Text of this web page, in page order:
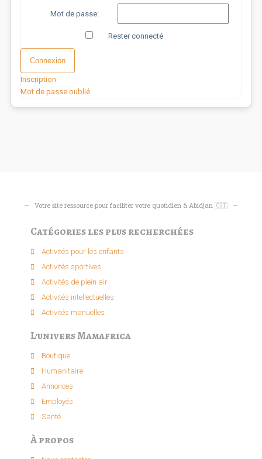
Mot de passe:
Rester connecté
Connexion
Inscription
Mot de passe oublié
Votre site ressource pour faciliter votre quotidien à Abidjan 🇨🇮
Catégories les plus recherchées
Activités pour les enfants​
Activités sportives​
Activités de plein air​
Activités intellectuelle​s
Activités manuelles​
L'univers Mamafrica
Boutique
Humanitaire
Annonces
Employés
Santé
À propos